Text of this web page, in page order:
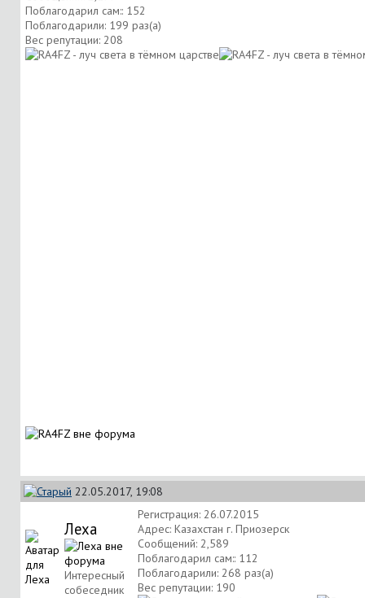
Поблагодарил сам:: 152
Поблагодарили: 199 раз(а)
Вес репутации: 208
22.05.2017, 19:08
Леха
Интересный
собеседник
Регистрация: 26.07.2015
Адрес: Казахстан г. Приозерск
Сообщений: 2,589
Поблагодарил сам:: 112
Поблагодарили: 268 раз(а)
Вес репутации: 190